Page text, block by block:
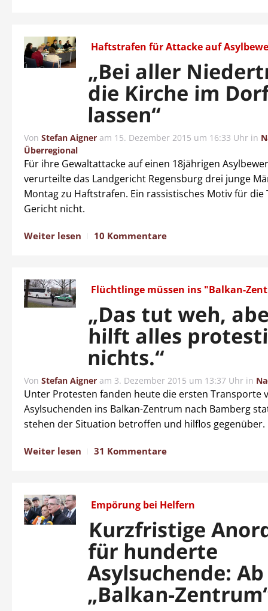
Haftstrafen für Attacke auf
„Bei aller
die Kirche im
lassen“
Von Stefan Aigner am 15. Dezember 2015 um 16:33 Uhr in
Überregional
Für ihre Gewaltattacke auf einen 18jährigen
verurteilte das Landgericht Regensburg drei junge
Montag zu Haftstrafen. Ein rassistisches Motiv für die
Gericht nicht.
Weiter lesen 10 Kommentare
Flüchtlinge müssen ins "Balkan-
„Das tut weh,
hilft alles
nichts.“
Von Stefan Aigner am 3. Dezember 2015 um 13:37 Uhr in
Unter Protesten fanden heute die ersten Transporte
Asylsuchenden ins Balkan-Zentrum nach Bamberg
stehen der Situation betroffen und hilflos gegenüber.
Weiter lesen 31 Kommentare
Empörung bei Helfern
Kurzfristige
für hunderte
Asylsuchende:
„Balkan-